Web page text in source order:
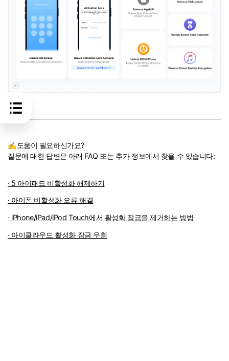
✍도움이 필요하신가요?
질문에 대한 답변은 아래 FAQ 또는 추가 정보에서 찾을 수 있습니다:
· 5 아이패드 비활성화 해제하기
· 아이폰 비활성화 오류 해결
· iPhone/iPad/iPod Touch에서 활성화 잠금을 제거하는 방법
· 아이클라우드 활성화 잠금 우회